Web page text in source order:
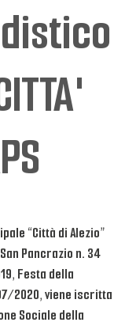
“Città di Alezio”
Pancrazio n. 34
Festa della
2020, viene iscritta
Sociale della